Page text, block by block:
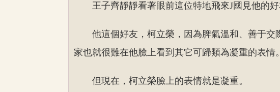
王子齊靜靜看著眼前這位特地飛來J國見他的好
他這個好友，柯立榮，因為脾氣溫和、善于
家也就很難在他臉上看到其它可歸類為凝重的表情。
但現在，柯立榮臉上的表情就是凝重。